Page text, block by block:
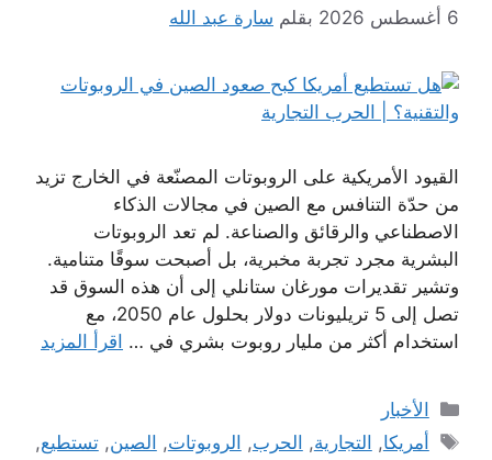
6 أغسطس 2026 بقلم سارة عبد الله
القيود الأمريكية على الروبوتات المصنّعة في الخارج تزيد
من حدّة التنافس مع الصين في مجالات الذكاء
الاصطناعي والرقائق والصناعة. لم تعد الروبوتات
البشرية مجرد تجربة مخبرية، بل أصبحت سوقًا متنامية.
وتشير تقديرات مورغان ستانلي إلى أن هذه السوق قد
تصل إلى 5 تريليونات دولار بحلول عام 2050، مع
استخدام أكثر من مليار روبوت بشري في … اقرأ المزيد
التصنيفات
الأخبار
الوسوم
أمريكا, التجارية, الحرب, الروبوتات, الصين,تستطيع,